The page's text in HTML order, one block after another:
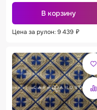
В корзину
Цена за рулон: 9 439 ₽